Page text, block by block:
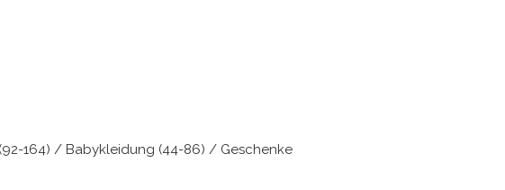
164) / Babykleidung (44-86) / Geschenke